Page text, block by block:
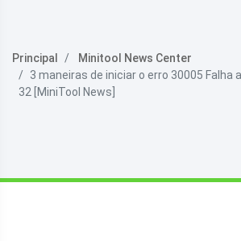
Principal
Minitool News Center
3 maneiras de iniciar o erro 30005 Falha
32 [MiniTool News]